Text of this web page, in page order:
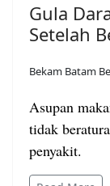
Gula
Setelah
Bekam Batam
Asupan
tidak
penyakit.